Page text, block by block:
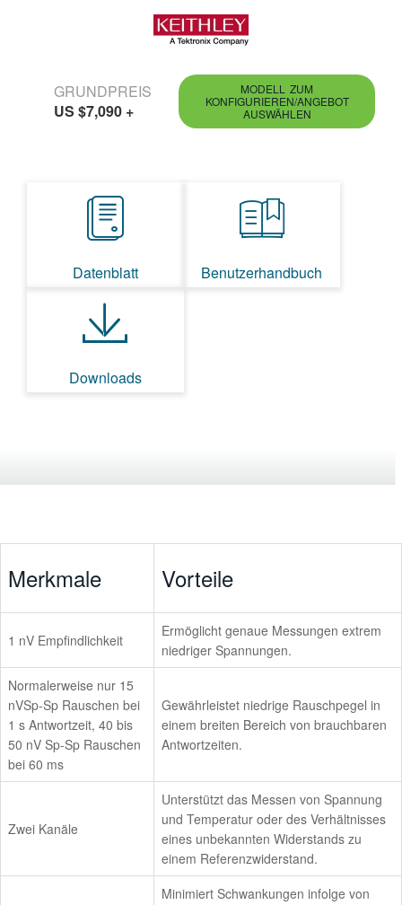
GRUNDPREIS
US $7,090 +
MODELL ZUM
KONFIGURIEREN/ANGEBOT
AUSWÄHLEN
Datenblatt Benutzerhandbuch
Downloads
Merkmale Vorteile
1 nV Empfindlichkeit
Ermöglicht genaue Messungen extrem
niedriger Spannungen.
Normalerweise nur 15
nVSp-Sp Rauschen bei
1 s Antwortzeit, 40 bis
50 nV Sp-Sp Rauschen
bei 60 ms
Gewährleistet niedrige Rauschpegel in
einem breiten Bereich von brauchbaren
Antwortzeiten.
Zwei Kanäle
Unterstützt das Messen von Spannung
und Temperatur oder des Verhältnisses
eines unbekannten Widerstands zu
einem Referenzwiderstand.
Minimiert Schwankungen infolge von